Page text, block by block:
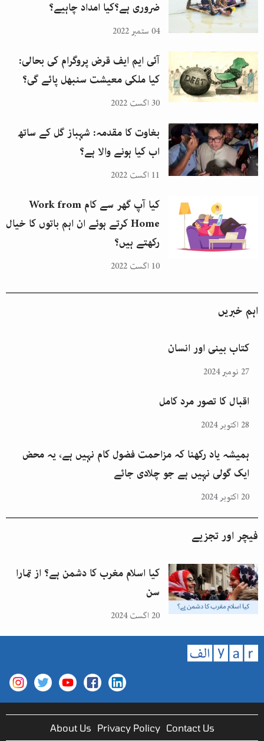
ضروری ہے؟کیا امداد چاہیے؟
04 ستمبر 2022
آئی ایم ایف قرض پروگرام کی بحالی:
کیا ملکی معیشت سنبھل پائے گی؟
30 اگست 2022
بغاوت کا مقدمہ: شہباز گل کے ساتھ
اب کیا ہونے والا ہے؟
11 اگست 2022
کیا آپ گھر سے کام Work from
Home کرتے ہوئے ان اہم باتوں کا خیال
رکھتے ہیں؟
10 اگست 2022
اہم خبریں
کتاب بینی اور انسان
27 نومبر 2024
اقبال کا تصور مرد کامل
28 اکتوبر 2024
ہمیشہ یاد رکھنا کہ مزاحمت فضول کام نہیں ہے، یہ محض
ایک گولی نہیں ہے جو چلادی جائے
20 اکتوبر 2024
فیچر اور تجزیے
کیا اسلام مغرب کا دشمن ہے؟ از تمارا
سن
20 اگست 2024
About Us Privacy Policy Contact Us